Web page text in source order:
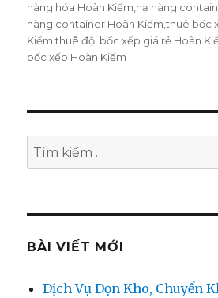
hàng hóa Hoàn Kiếm hạ hàng
hàng container Hoàn Kiếm ,thuê bốc
Kiếm ,thuê đội bốc xếp giá rẻ Hoàn
bốc xếp Hoàn Kiếm
Tìm
kiếm:
BÀI VIẾT MỚI
Dịch Vụ Dọn Kho, Chuyển